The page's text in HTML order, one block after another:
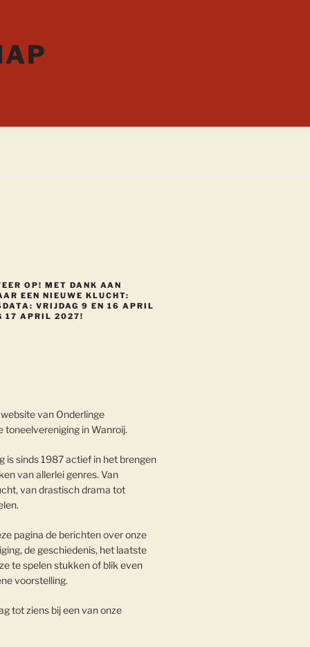
OP! MET DANK AAN
EEN NIEUWE KLUCHT:
VRIJDAG 9 EN 16 APRIL
17 APRIL 2027!
van Onderlinge
toneelvereniging in Wanroij.
is sinds 1987 actief in het brengen
van allerlei genres. Van
van drastisch drama tot
pagina de berichten over onze
de geschiedenis, het laatste
te spelen stukken of blik even
voorstelling.
tot ziens bij een van onze